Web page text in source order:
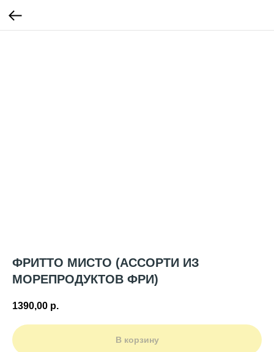
ФРИТТО МИСТО (АССОРТИ ИЗ
МОРЕПРОДУКТОВ ФРИ)
1390,00 р.
В корзину